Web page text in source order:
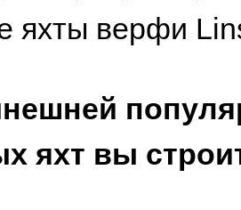
яхты верфи
яхт вы